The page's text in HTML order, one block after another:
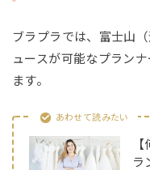
ブラプラでは、富士山
ュースが可能なプラン
ます。
あわせて読みたい
ラ